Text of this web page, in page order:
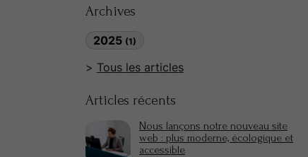
Archives
2025 (1)
Tous les articles
Articles récents
Nous lançons notre nouveau site
web : plus moderne, écologique et
accessible